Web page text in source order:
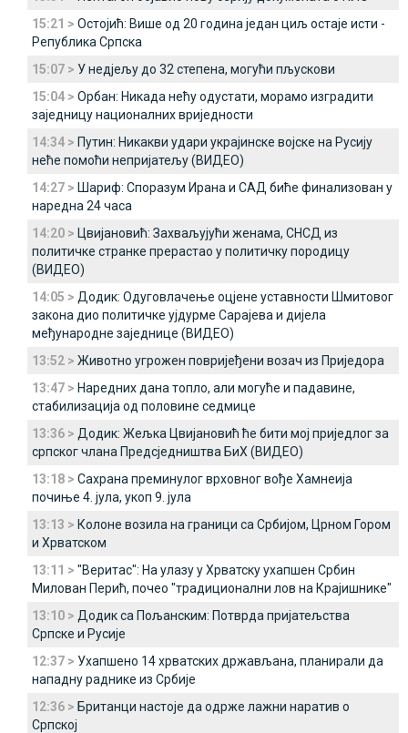
15:21 > Остојић: Више од 20 година један циљ остаје исти -
Република Српска
15:07 > У недјељу до 32 степена, могући пљускови
15:04 > Орбан: Никада нећу одустати, морамо изградити
заједницу националних вриједности
14:34 > Путин: Никакви удари украјинске војске на Русију
неће помоћи непријатељу (ВИДЕО)
14:27 > Шариф: Споразум Ирана и САД биће финализован у
наредна 24 часа
14:20 > Цвијановић: Захваљујући женама, СНСД из
политичке странке прерастао у политичку породицу
(ВИДЕО)
14:05 > Додик: Одуговлачење оцјене уставности Шмитовог
закона дио политичке ујдурме Сарајева и дијела
међународне заједнице (ВИДЕО)
13:52 > Животно угрожен повријеђени возач из Приједора
13:47 > Наредних дана топло, али могуће и падавине,
стабилизација од половине седмице
13:36 > Додик: Жељка Цвијановић ће бити мој приједлог за
српског члана Предсједништва БиХ (ВИДЕО)
13:18 > Сахрана преминулог врховног вође Хамнеија
почиње 4. јула, укоп 9. јула
13:13 > Колоне возила на граници са Србијом, Црном Гором
и Хрватском
13:11 > "Веритас": На улазу у Хрватску ухапшен Србин
Милован Перић, почео "традиционални лов на Крајишнике"
13:10 > Додик са Пољанским: Потврда пријатељства
Српске и Русије
12:37 > Ухапшено 14 хрватских држављана, планирали да
нападну раднике из Србије
12:36 > Британци настоје да одрже лажни наратив о
Српској